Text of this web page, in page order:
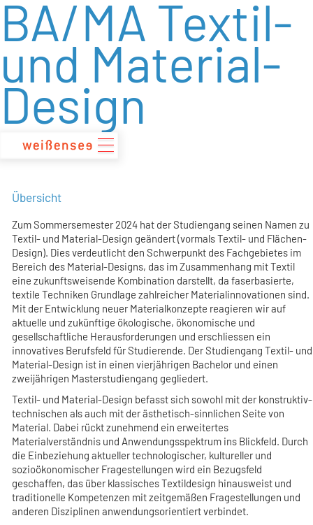
zum
Inhalt
BA/MA Textil-
und Material-
Design
Übersicht
Zum Sommersemester 2024 hat der Studiengang seinen Namen zu
Textil- und Material-Design geändert (vormals Textil- und Flächen-
Design). Dies verdeutlicht den Schwerpunkt des Fachgebietes im
Bereich des Material-Designs, das im Zusammenhang mit Textil
eine zukunftsweisende Kombination darstellt, da faserbasierte,
textile Techniken Grundlage zahlreicher Materialinnovationen sind.
Mit der Entwicklung neuer Materialkonzepte reagieren wir auf
aktuelle und zukünftige ökologische, ökonomische und
gesellschaftliche Herausforderungen und erschliessen ein
innovatives Berufsfeld für Studierende. Der Studiengang Textil- und
Material-Design ist in einen vierjährigen Bachelor und einen
zweijährigen Masterstudiengang gegliedert.
Textil- und Material-Design befasst sich sowohl mit der konstruktiv-
technischen als auch mit der ästhetisch-sinnlichen Seite von
Material. Dabei rückt zunehmend ein erweitertes
Materialverständnis und Anwendungsspektrum ins Blickfeld. Durch
die Einbeziehung aktueller technologischer, kultureller und
sozioökonomischer Fragestellungen wird ein Bezugsfeld
geschaffen, das über klassisches Textildesign hinausweist und
traditionelle Kompetenzen mit zeitgemäßen Fragestellungen und
anderen Disziplinen anwendungsorientiert verbindet.